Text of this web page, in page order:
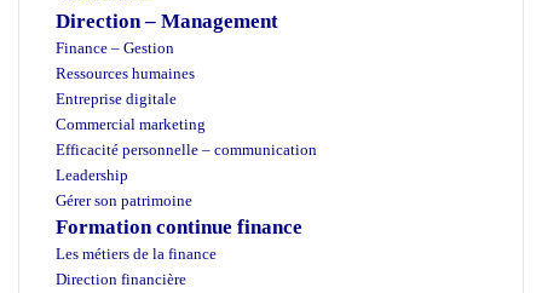
Direction – Management
Finance – Gestion
Ressources humaines
Entreprise digitale
Commercial marketing
Efficacité personnelle – communication
Leadership
Gérer son patrimoine
Formation continue finance
Les métiers de la finance
Direction financière